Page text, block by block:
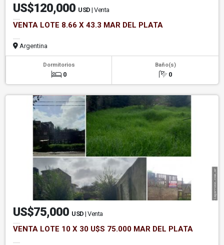
US$120,000 USD | Venta
VENTA LOTE 8.66 X 43.3 MAR DEL PLATA
Argentina
Dormitorios
0
Baño(s)
0
US$75,000 USD | Venta
VENTA LOTE 10 X 30 U$S 75.000 MAR DEL PLATA